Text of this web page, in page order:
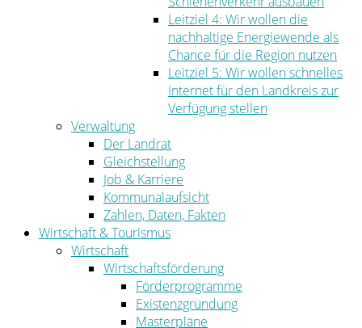
Leitziel 4: Wir wollen die
nachhaltige Energiewende als
Chance für die Region nutzen
Leitziel 5: Wir wollen schnelles
Internet für den Landkreis zur
Verfügung stellen
Verwaltung
Der Landrat
Gleichstellung
Job & Karriere
Kommunalaufsicht
Zahlen, Daten, Fakten
Wirtschaft & Tourismus
Wirtschaft
Wirtschaftsförderung
Förderprogramme
Existenzgründung
Masterpläne